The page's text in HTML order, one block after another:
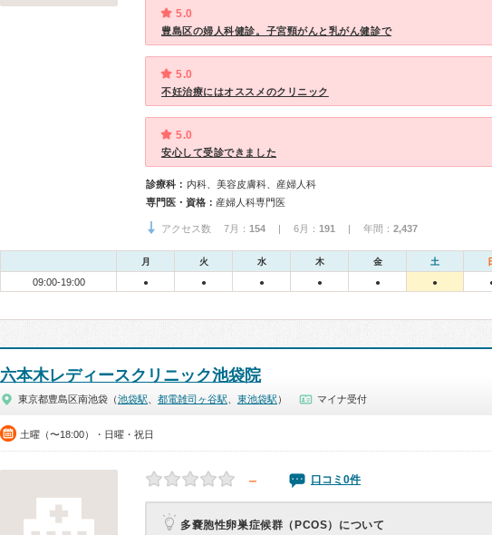
5.0
豊島区の婦人科健診。子宮頸がんと乳がん健診で
5.0
不妊治療にはオススメのクリニック
5.0
安心して受診できました
診療科： 内科、美容皮膚科、産婦人科
専門医・資格： 産婦人科専門医
アクセス数 7月： 154 | 6月： 191 | 年間： 2,437
月 火 水 木 金 土
09:00-19:00 ● ● ● ● ● ●
六本木レディースクリニック池袋院
東京都豊島区南池袋（池袋駅 都電雑司ヶ谷駅 東池袋駅 ） マイナ受付
土曜（〜18:00）・日曜・祝日
－ 口コミ0件
多嚢胞性卵巣症候群（PCOS）について